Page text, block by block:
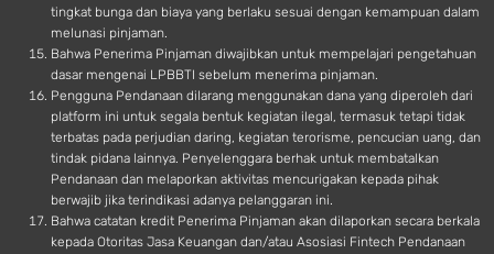
tingkat bunga dan biaya yang berlaku sesuai dengan kemampuan dalam
melunasi pinjaman.
Bahwa Penerima Pinjaman diwajibkan untuk mempelajari pengetahuan
dasar mengenai LPBBTI sebelum menerima pinjaman.
Pengguna Pendanaan dilarang menggunakan dana yang diperoleh dari
platform ini untuk segala bentuk kegiatan ilegal, termasuk tetapi tidak
terbatas pada perjudian daring, kegiatan terorisme, pencucian uang, dan
tindak pidana lainnya. Penyelenggara berhak untuk membatalkan
Pendanaan dan melaporkan aktivitas mencurigakan kepada pihak
berwajib jika terindikasi adanya pelanggaran ini.
Bahwa catatan kredit Penerima Pinjaman akan dilaporkan secara berkala
kepada Otoritas Jasa Keuangan dan/atau Asosiasi Fintech Pendanaan